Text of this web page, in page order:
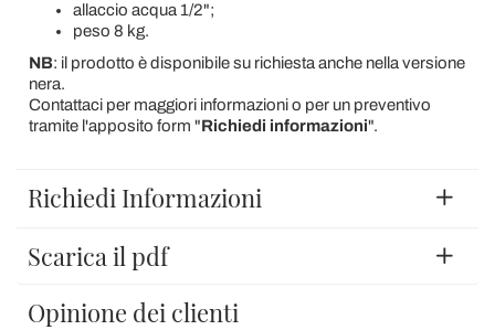
allaccio acqua 1/2";
peso 8 kg.
NB: il prodotto è disponibile su richiesta anche nella versione
nera.
Contattaci per maggiori informazioni o per un preventivo
tramite l'apposito form "Richiedi informazioni".
Richiedi Informazioni
Scarica il pdf
Opinione dei clienti